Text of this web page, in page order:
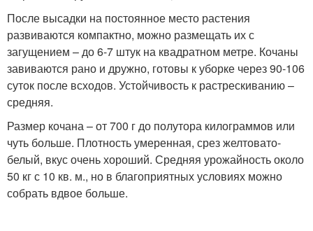
После высадки на постоянное место растения
развиваются компактно, можно размещать их с
загущением – до 6-7 штук на квадратном метре. Кочаны
завиваются рано и дружно, готовы к уборке через 90-106
суток после всходов. Устойчивость к растрескиванию –
средняя.
Размер кочана – от 700 г до полутора килограммов или
чуть больше. Плотность умеренная, срез желтовато-
белый, вкус очень хороший. Средняя урожайность около
50 кг с 10 кв. м., но в благоприятных условиях можно
собрать вдвое больше.